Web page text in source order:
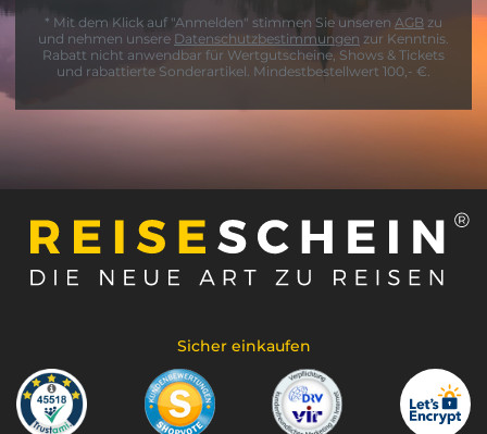
* Mit dem Klick auf "Anmelden" stimmen Sie unseren AGB zu
und nehmen unsere Datenschutzbestimmungen zur Kenntnis.
Rabatt nicht anwendbar für Wertgutscheine, Shows & Tickets
und rabattierte Sonderartikel. Mindestbestellwert 100,- €.
Sicher einkaufen